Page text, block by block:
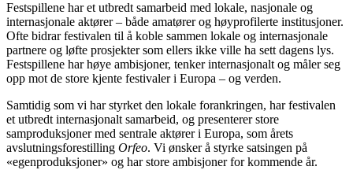
Festspillene har et utbredt samarbeid med lokale, nasjonale og
internasjonale aktører – både amatører og høyprofilerte institusjoner.
Ofte bidrar festivalen til å koble sammen lokale og internasjonale
partnere og løfte prosjekter som ellers ikke ville ha sett dagens lys.
Festspillene har høye ambisjoner, tenker internasjonalt og måler seg
opp mot de store kjente festivaler i Europa – og verden.
Samtidig som vi har styrket den lokale forankringen, har festivalen
et utbredt internasjonalt samarbeid, og presenterer store
samproduksjoner med sentrale aktører i Europa, som årets
avslutningsforestilling Orfeo. Vi ønsker å styrke satsingen på
«egenproduksjoner» og har store ambisjoner for kommende år.